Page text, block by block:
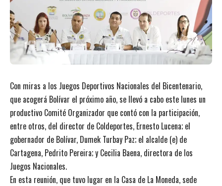
Con miras a los Juegos Deportivos Nacionales del Bicentenario,
que acogerá Bolívar el próximo año, se llevó a cabo este lunes un
productivo Comité Organizador que contó con la participación,
entre otros, del director de Coldeportes, Ernesto Lucena; el
gobernador de Bolívar, Dumek Turbay Paz; el alcalde (e) de
Cartagena, Pedrito Pereira; y Cecilia Baena, directora de los
Juegos Nacionales.
En esta reunión, que tuvo lugar en la Casa de La Moneda, sede